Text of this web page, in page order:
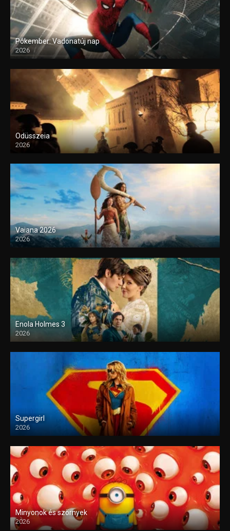
Pókember: Vadonatúj nap
2026
Odüsszeia
2026
Vaiana 2026
2026
Enola Holmes 3
2026
Supergirl
2026
Minyonok és szörnyek
2026